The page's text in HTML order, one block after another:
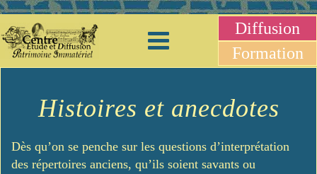
Diffusion
Formation
Histoires et anecdotes
Dès qu’on se penche sur les questions d’interprétation
des répertoires anciens, qu’ils soient savants ou